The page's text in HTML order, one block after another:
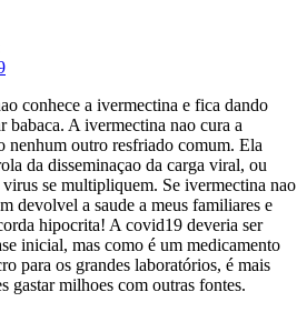
conhece a ivermectina e fica dando
babaca. A ivermectina nao cura a
nenhum outro resfriado comum. Ela
da disseminaçao da carga viral, ou
virus se multipliquem. Se ivermectina nao
devolvel a saude a meus familiares e
hipocrita! A covid19 deveria ser
inicial, mas como é um medicamento
para os grandes laboratórios, é mais
gastar milhoes com outras fontes.